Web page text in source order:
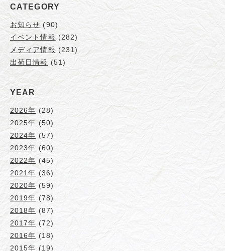
CATEGORY
お知らせ (90)
イベント情報 (282)
メディア情報 (231)
出荷日情報 (51)
YEAR
2026年 (28)
2025年 (50)
2024年 (57)
2023年 (60)
2022年 (45)
2021年 (36)
2020年 (59)
2019年 (78)
2018年 (87)
2017年 (72)
2016年 (18)
2015年 (19)